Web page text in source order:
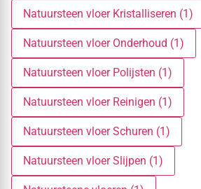
Natuursteen vloer Kristalliseren (1)
Natuursteen vloer Onderhoud (1)
Natuursteen vloer Polijsten (1)
Natuursteen vloer Reinigen (1)
Natuursteen vloer Schuren (1)
Natuursteen vloer Slijpen (1)